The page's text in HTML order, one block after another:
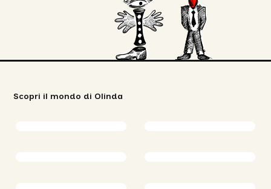
Scopri il mondo di Olinda